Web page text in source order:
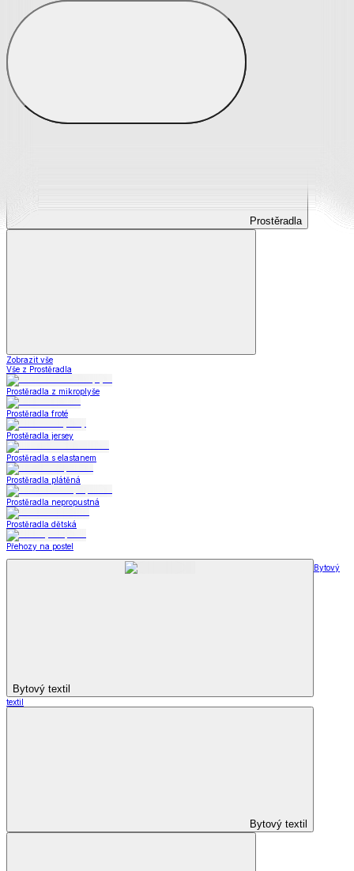
Prostěradla
Prostěradla
Zobrazit vše
Vše z Prostěradla
Prostěradla z mikroplyše
Prostěradla froté
Prostěradla jersey
Prostěradla s elastanem
Prostěradla plátěná
Prostěradla nepropustná
Prostěradla dětská
Přehozy na postel
Bytový textil
Bytový
textil
Bytový textil